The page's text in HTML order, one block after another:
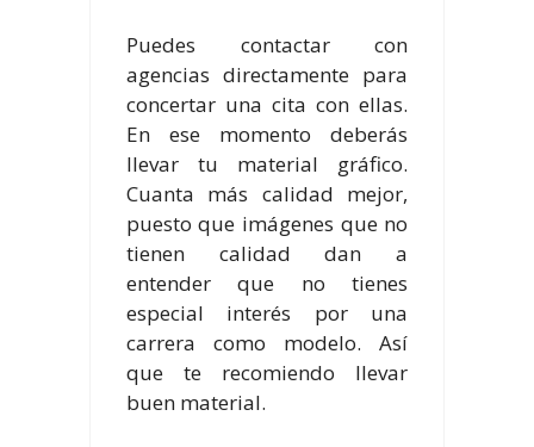
Puedes contactar con
agencias directamente para
concertar una cita con ellas.
En ese momento deberás
llevar tu material gráfico.
Cuanta más calidad mejor,
puesto que imágenes que no
tienen calidad dan a
entender que no tienes
especial interés por una
carrera como modelo. Así
que te recomiendo llevar
buen material.